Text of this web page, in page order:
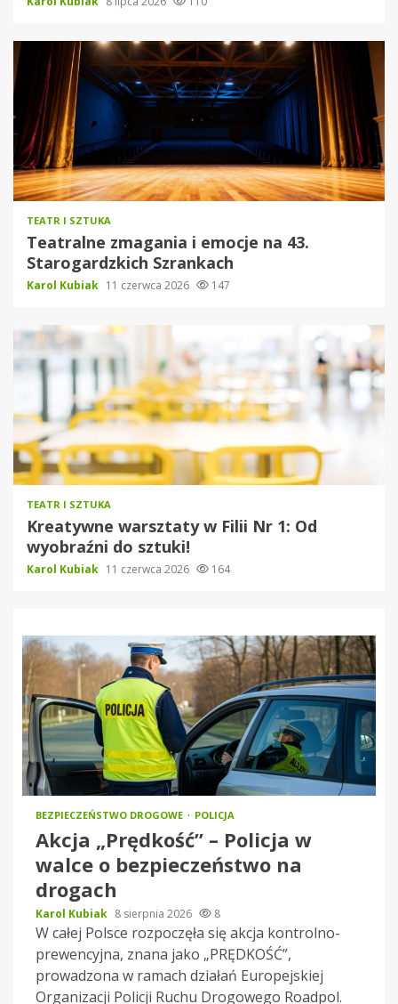
TEATR I SZTUKA
Teatralne zmagania i emocje na 43.
Starogardzkich Szrankach
Karol Kubiak 11 czerwca 2026 147
TEATR I SZTUKA
Kreatywne warsztaty w Filii Nr 1: Od
wyobraźni do sztuki!
Karol Kubiak 11 czerwca 2026 164
BEZPIECZEŃSTWO DROGOWE POLICJA
Akcja „Prędkość” – Policja w
walce o bezpieczeństwo na
drogach
Karol Kubiak 8 sierpnia 2026 8
W całej Polsce rozpoczęła się akcja kontrolno-
prewencyjna, znana jako „PRĘDKOŚĆ”,
prowadzona w ramach działań Europejskiej
Organizacji Policji Ruchu Drogowego Roadpol.